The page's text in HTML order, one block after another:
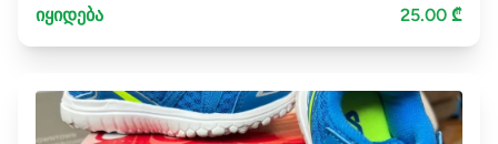
იყიდება 25.00 ₾